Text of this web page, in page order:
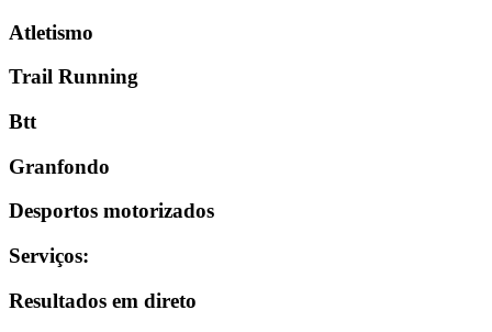
Atletismo
Trail Running
Btt
Granfondo
Desportos motorizados
Serviços:
Resultados em direto